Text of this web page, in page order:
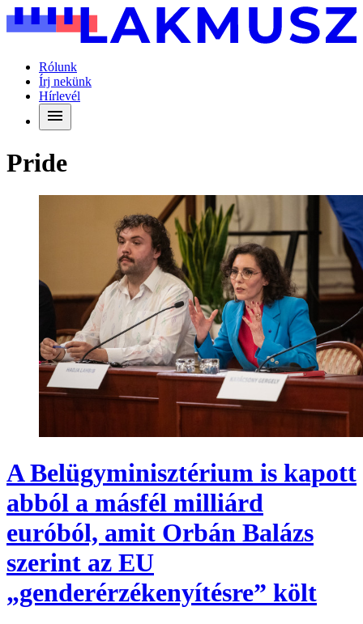
Rólunk
Írj nekünk
Hírlevél
Pride
A Belügyminisztérium is kapott
abból a másfél milliárd
euróból, amit Orbán Balázs
szerint az EU
„genderérzékenyítésre” költ